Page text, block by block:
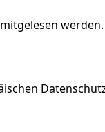
werden.